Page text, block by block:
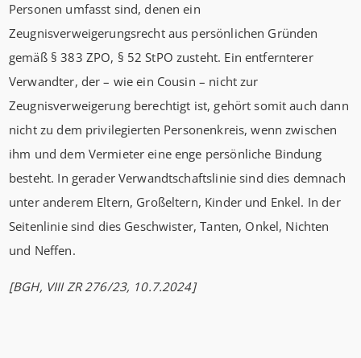
Personen umfasst sind, denen ein
Zeugnisverweigerungsrecht aus persönlichen Gründen
gemäß § 383 ZPO, § 52 StPO zusteht. Ein entfernterer
Verwandter, der – wie ein Cousin – nicht zur
Zeugnisverweigerung berechtigt ist, gehört somit auch dann
nicht zu dem privilegierten Personenkreis, wenn zwischen
ihm und dem Vermieter eine enge persönliche Bindung
besteht. In gerader Verwandtschaftslinie sind dies demnach
unter anderem Eltern, Großeltern, Kinder und Enkel. In der
Seitenlinie sind dies Geschwister, Tanten, Onkel, Nichten
und Neffen.
[BGH, VIII ZR 276/23, 10.7.2024]